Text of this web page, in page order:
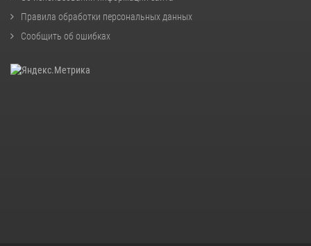
Правила обработки персональных данных
Сообщить об ошибках